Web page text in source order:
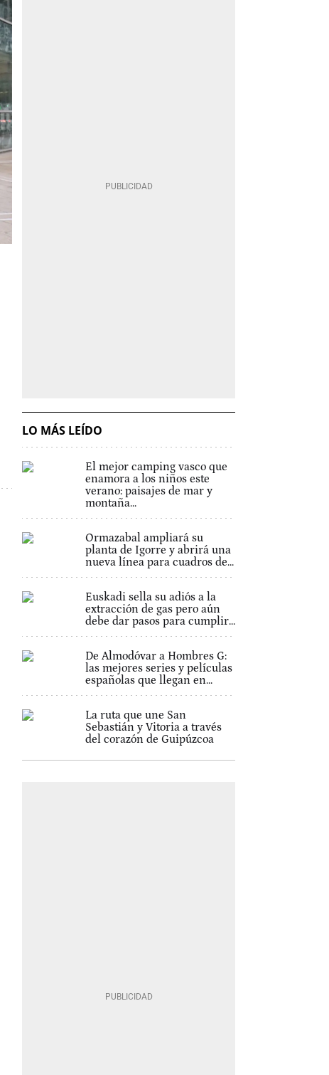
LO MÁS LEÍDO
El mejor camping vasco que
enamora a los niños este
verano: paisajes de mar y
montaña...
Ormazabal ampliará su
planta de Igorre y abrirá una
nueva línea para cuadros de...
Euskadi sella su adiós a la
extracción de gas pero aún
debe dar pasos para cumplir...
De Almodóvar a Hombres G:
las mejores series y películas
españolas que llegan en...
La ruta que une San
Sebastián y Vitoria a través
del corazón de Guipúzcoa